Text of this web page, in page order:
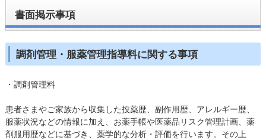
書面掲示事項
調剤管理・服薬管理指導料に関する事項
・調剤管理料
患者さまやご家族から収集した投薬歴、副作用歴、アレルギー歴、
服薬状況などの情報に加え、お薬手帳や医薬品リスク管理計画、薬
剤服用歴などに基づき、薬学的な分析・評価を行います。その上